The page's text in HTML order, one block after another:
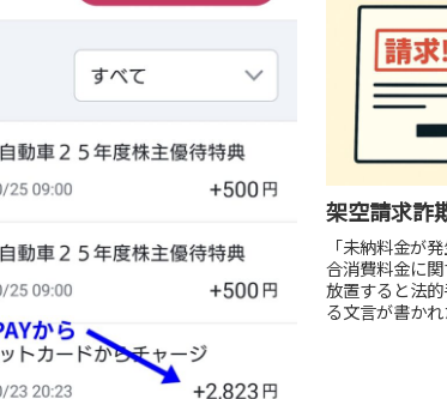
架空請求詐
「未納料金が
合消費料金に
放置すると法
る文言が書か